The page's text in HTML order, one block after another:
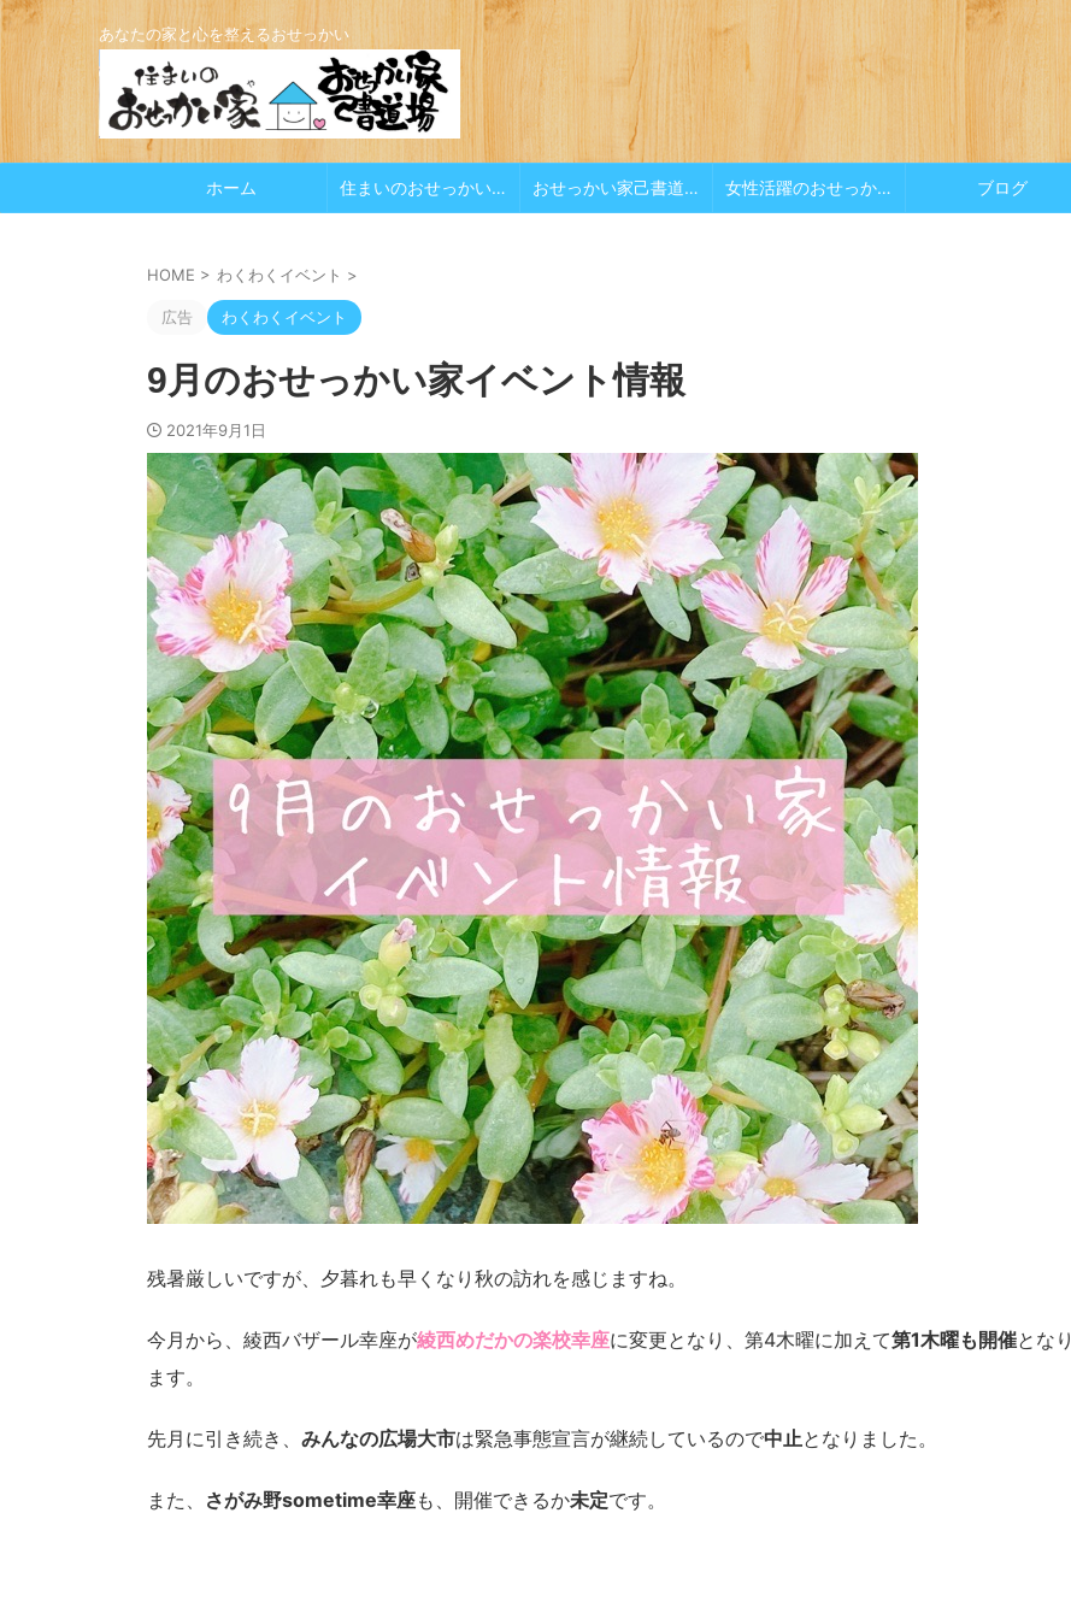
あなたの家と心を整えるおせっかい
ホーム 住まいのおせっかい家 おせっかい家己書道場 女性活躍のおせっかい ブログ
HOME > わくわくイベント >
広告 わくわくイベント
9月のおせっかい家イベント情報
2021年9月1日
残暑厳しいですが、夕暮れも早くなり秋の訪れを感じますね。
今月から、綾西バザール幸座が綾西めだかの楽校幸座に変更となり、第4木曜に加えて第1木曜も開催となり
ます。
先月に引き続き、 みんなの広場大市は緊急事態宣言が継続しているので中止となりました。
また、 さがみ野sometime幸座も、開催できるか未定です。